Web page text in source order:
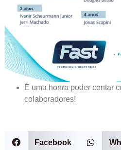
É uma honra poder contar
colaboradores!
Facebook